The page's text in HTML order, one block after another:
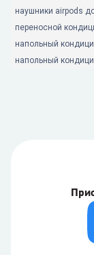
наушники airpods
переносной
напольный
напольный